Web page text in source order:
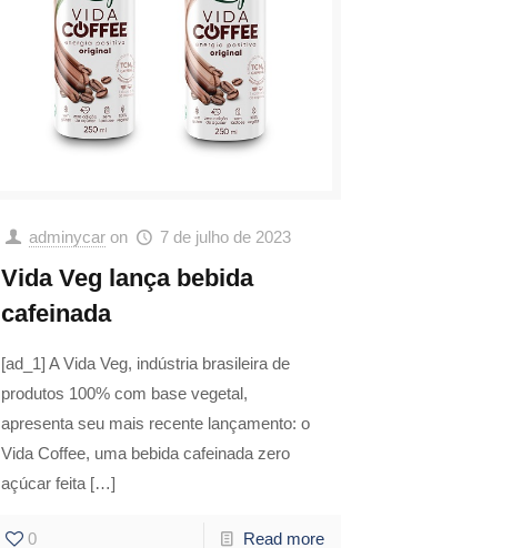
adminycar on 7 de julho de 2023
Vida Veg lança bebida
cafeinada
[ad_1] A Vida Veg, indústria brasileira de
produtos 100% com base vegetal,
apresenta seu mais recente lançamento: o
Vida Coffee, uma bebida cafeinada zero
açúcar feita[…]
0 Read more